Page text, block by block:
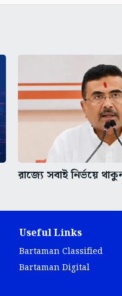
রাজ্যে সবাই নির্ভয়ে
Useful Links
Bartaman Classified
Bartaman Digital